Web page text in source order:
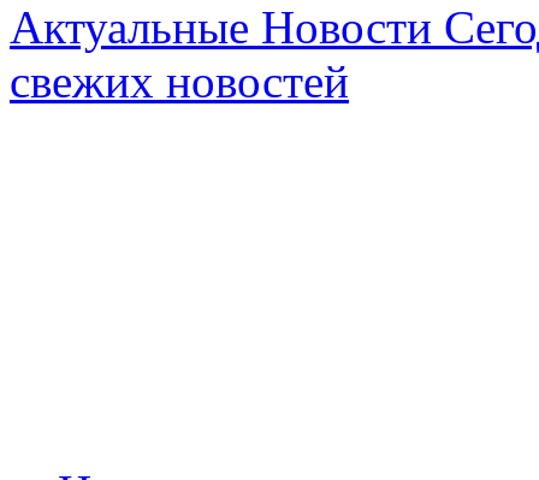
Актуальные Новости
свежих новостей